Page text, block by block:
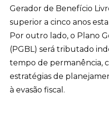
Gerador de Benefício
superior a cinco anos
Por outro lado, o Plano
(PGBL) será tributado
tempo de permanência,
estratégias de
à evasão fiscal.